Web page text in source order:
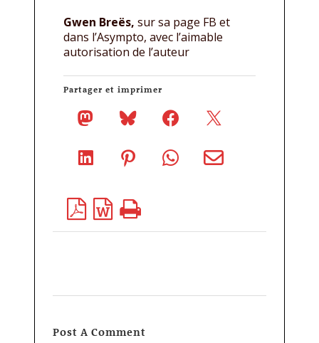
Gwen Breës, sur sa page FB et
dans l’Asympto, avec l’aimable
autorisation de l’auteur
Partager et imprimer
Post A Comment